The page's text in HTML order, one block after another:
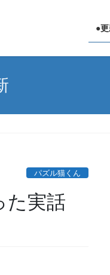
●
パズル猫くん
た実話